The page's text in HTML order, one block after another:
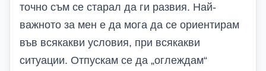
точно съм се старал да ги развия. Най-
важното за мен е да мога да се ориентирам
във всякакви условия, при всякакви
ситуации. Отпускам се да „оглеждам“